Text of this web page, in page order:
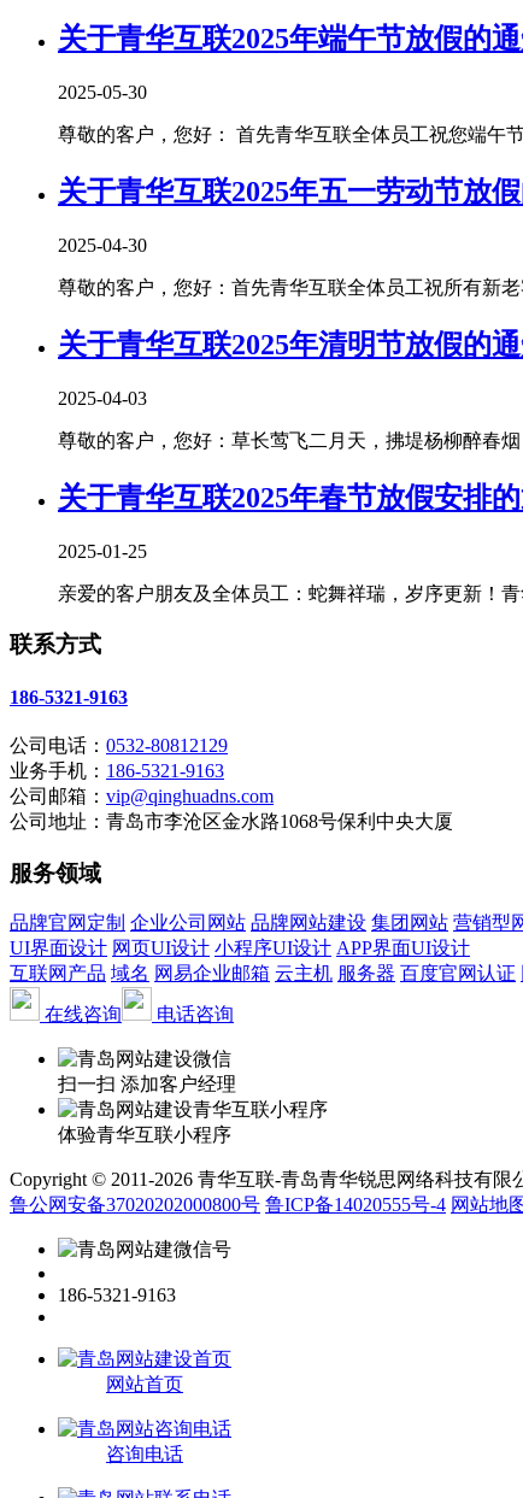
关于青华互联2025年端午节放假的
2025-05-30
尊敬的客户，您好： 首先青华互联全体员工祝您端午
关于青华互联2025年五一劳动节放
2025-04-30
尊敬的客户，您好：首先青华互联全体员工祝所有新
关于青华互联2025年清明节放假的
2025-04-03
尊敬的客户，您好：草长莺飞二月天，拂堤杨柳醉春
关于青华互联2025年春节放假安排
2025-01-25
亲爱的客户朋友及全体员工：蛇舞祥瑞，岁序更新！
联系方式
186-5321-9163
公司电话： 0532-80812129
业务手机： 186-5321-9163
公司邮箱： vip@qinghuadns.com
公司地址：青岛市李沧区金水路1068号保利中央大厦
服务领域
品牌官网定制 企业公司网站 品牌网站建设 集团网站 营销型
UI界面设计 网页UI设计 小程序UI设计 APP界面UI设计
互联网产品 域名 网易企业邮箱 云主机 服务器 百度官网认证
在线咨询
电话咨询
扫一扫 添加客户经理
体验青华互联小程序
Copyright © 2011-2026 青华互联-青岛青华锐思网络科技有限
鲁公网安备37020202000800号 鲁ICP备14020555号-4 网站地
186-5321-9163
网站首页
咨询电话